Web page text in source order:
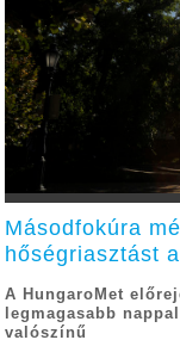
Másodfokúra
hőségriasztást
A HungaroMet
legmagasabb
valószínű